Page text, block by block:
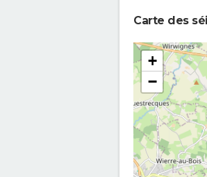
Carte des
+
−